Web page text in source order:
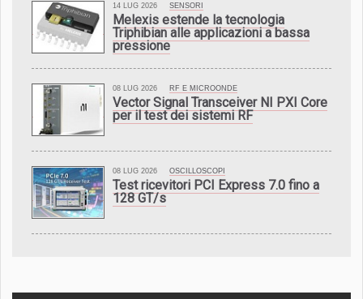
14 LUG 2026 SENSORI
Melexis estende la tecnologia
Triphibian alle applicazioni a bassa
pressione
08 LUG 2026 RF E MICROONDE
Vector Signal Transceiver NI PXI Core
per il test dei sistemi RF
08 LUG 2026 OSCILLOSCOPI
Test ricevitori PCI Express 7.0 fino a
128 GT/s